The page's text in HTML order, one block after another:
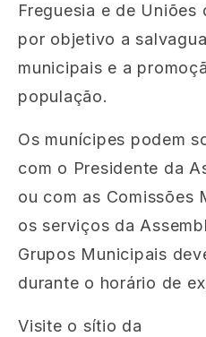
Freguesia e de Uniões
por objetivo a
municipais e a
população.
Os munícipes podem
com o Presidente da
ou com as Comissões
os serviços da
Grupos Municipais
durante o horário de
Visite o sítio da